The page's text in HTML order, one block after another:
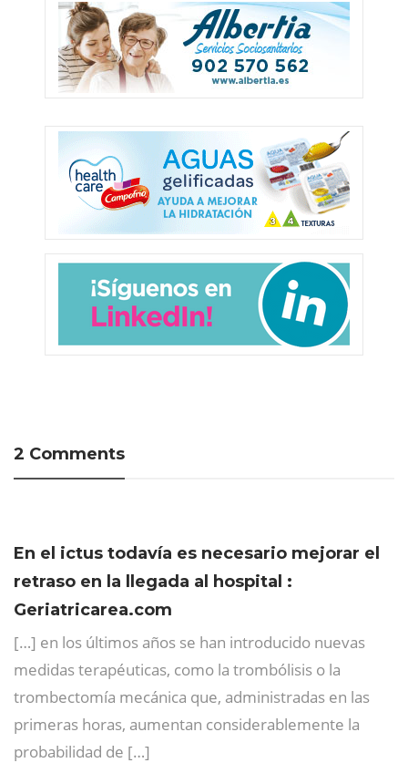
2 Comments
En el ictus todavía es necesario mejorar el
retraso en la llegada al hospital :
Geriatricarea.com
[…] en los últimos años se han introducido nuevas
medidas terapéuticas, como la trombólisis o la
trombectomía mecánica que, administradas en las
primeras horas, aumentan considerablemente la
probabilidad de […]